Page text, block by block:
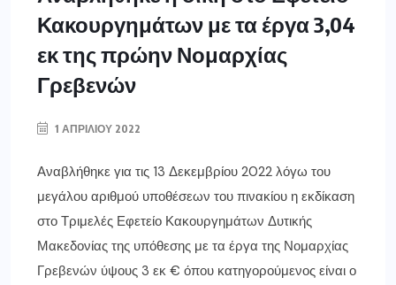
Κακουργημάτων με τα έργα 3,04
εκ της πρώην Νομαρχίας
Γρεβενών
1 ΑΠΡΙΛΊΟΥ 2022
Αναβλήθηκε για τις 13 Δεκεμβρίου 2022 λόγω του
μεγάλου αριθμού υποθέσεων του πινακίου η εκδίκαση
στο Τριμελές Εφετείο Κακουργημάτων Δυτικής
Μακεδονίας της υπόθεσης με τα έργα της Νομαρχίας
Γρεβενών ύψους 3 εκ € όπου κατηγορούμενος είναι ο